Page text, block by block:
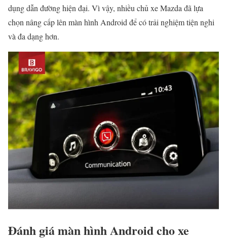
dụng dẫn đường hiện đại. Vì vậy, nhiều chủ xe Mazda đã lựa
chọn nâng cấp lên màn hình Android để có trải nghiệm tiện nghi
và đa dạng hơn.
Đánh giá màn hình Android cho xe